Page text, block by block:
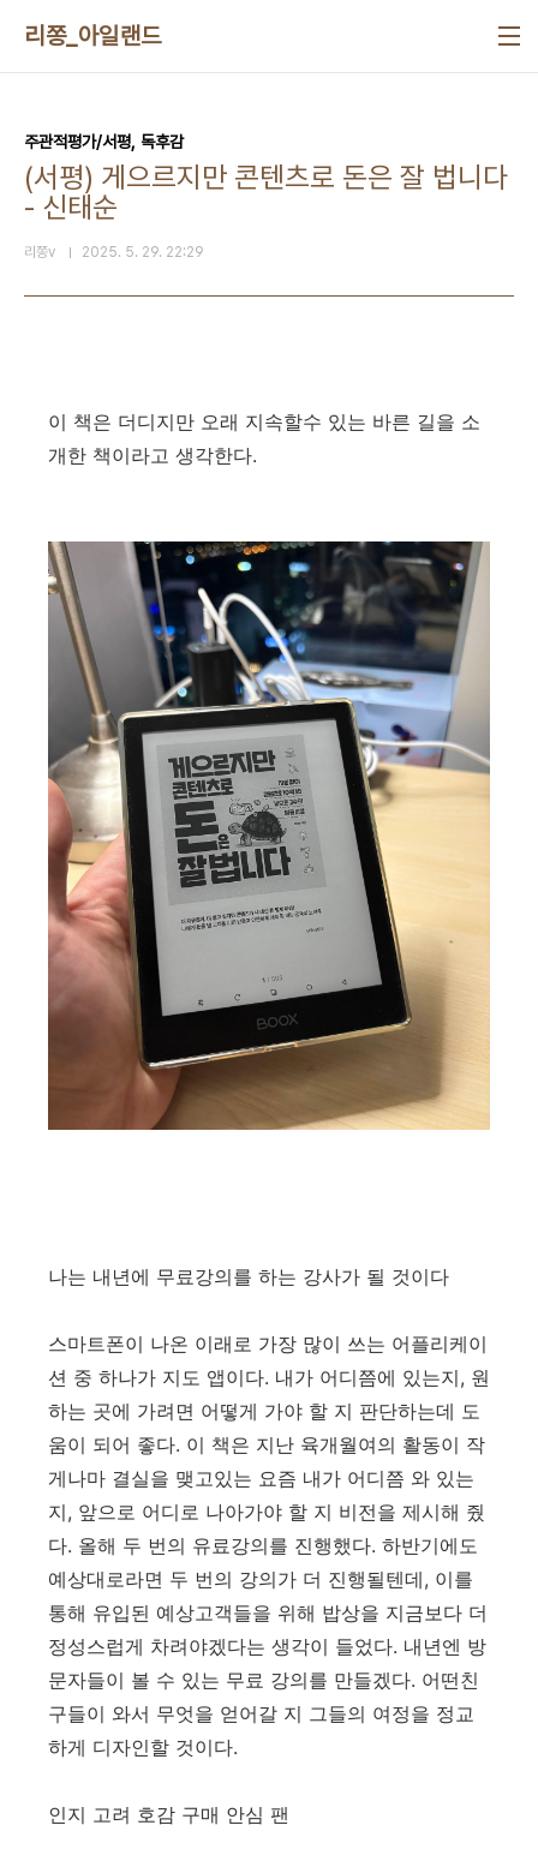
리쫑_아일랜드
주관적평가/서평, 독후감
(서평) 게으르지만 콘텐츠로 돈은 잘 법니다
- 신태순
리쫑v 2025. 5. 29. 22:29
이 책은 더디지만 오래 지속할수 있는 바른 길을 소
개한 책이라고 생각한다.
나는 내년에 무료강의를 하는 강사가 될 것이다
스마트폰이 나온 이래로 가장 많이 쓰는 어플리케이
션 중 하나가 지도 앱이다. 내가 어디쯤에 있는지, 원
하는 곳에 가려면 어떻게 가야 할 지 판단하는데 도
움이 되어 좋다. 이 책은 지난 육개월여의 활동이 작
게나마 결실을 맺고있는 요즘 내가 어디쯤 와 있는
지, 앞으로 어디로 나아가야 할 지 비전을 제시해 줬
다. 올해 두 번의 유료강의를 진행했다. 하반기에도
예상대로라면 두 번의 강의가 더 진행될텐데, 이를
통해 유입된 예상고객들을 위해 밥상을 지금보다 더
정성스럽게 차려야겠다는 생각이 들었다. 내년엔 방
문자들이 볼 수 있는 무료 강의를 만들겠다. 어떤친
구들이 와서 무엇을 얻어갈 지 그들의 여정을 정교
하게 디자인할 것이다.
인지 고려 호감 구매 안심 팬